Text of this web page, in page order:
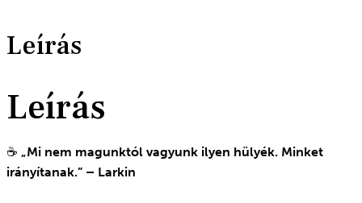
Leírás
Leírás
☕️ „Mi nem magunktól vagyunk ilyen hülyék. Minket
irányítanak.” – Larkin